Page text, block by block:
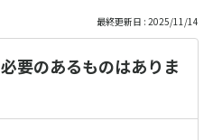
最終更新日 : 2025/11/14
要のあるものはありま